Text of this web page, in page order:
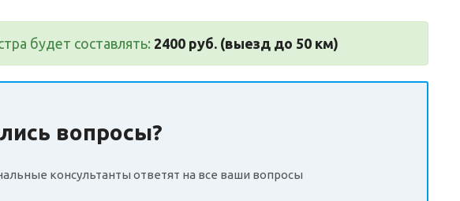
будет составлять: 2400 руб. (выезд до 50 км)
вопросы?
консультанты ответят на все ваши вопросы